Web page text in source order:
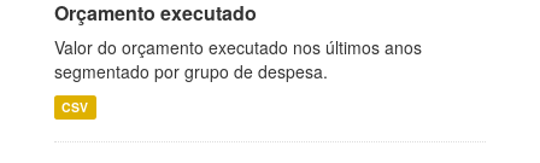
Orçamento executado
Valor do orçamento executado nos últimos anos
segmentado por grupo de despesa.
CSV